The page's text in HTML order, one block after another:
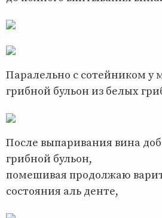
Паралельно с сотейником у
грибной бульон из белых
После выпаривания вина
грибной бульон,
помешивая продолжаю
состояния аль денте,